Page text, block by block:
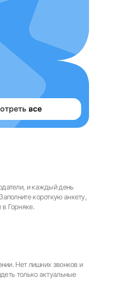
все
и каждый день
короткую анкету,
Горняке.
Нет лишних звонков и
только актуальные